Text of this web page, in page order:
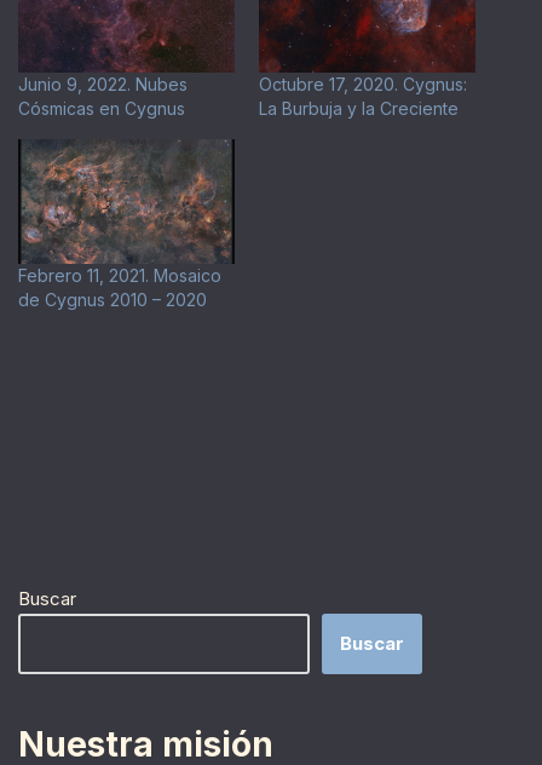
Junio 9, 2022. Nubes
Cósmicas en Cygnus
Octubre 17, 2020. Cygnus:
La Burbuja y la Creciente
Febrero 11, 2021. Mosaico
de Cygnus 2010 – 2020
Buscar
Buscar
Nuestra misión